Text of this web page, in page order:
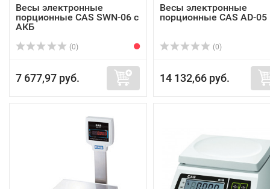
Весы электронные
порционные CAS SWN-06 с
АКБ
(0)
7 677,97 руб.
Весы электронные
порционные CAS AD-05
(0)
14 132,66 руб.